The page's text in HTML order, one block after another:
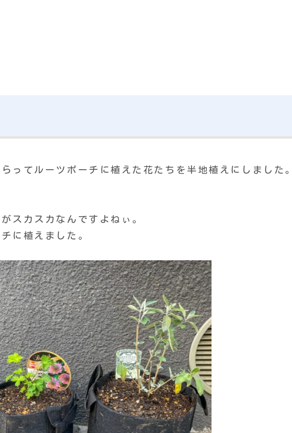
ってルーツポーチに植えた花たちを半地植えにしました。
スカスカなんですよねぃ。
に植えました。